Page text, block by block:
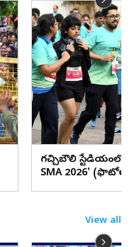
గచ్చిబౌలి స్టేడియంలో
SMA 2026'
View all